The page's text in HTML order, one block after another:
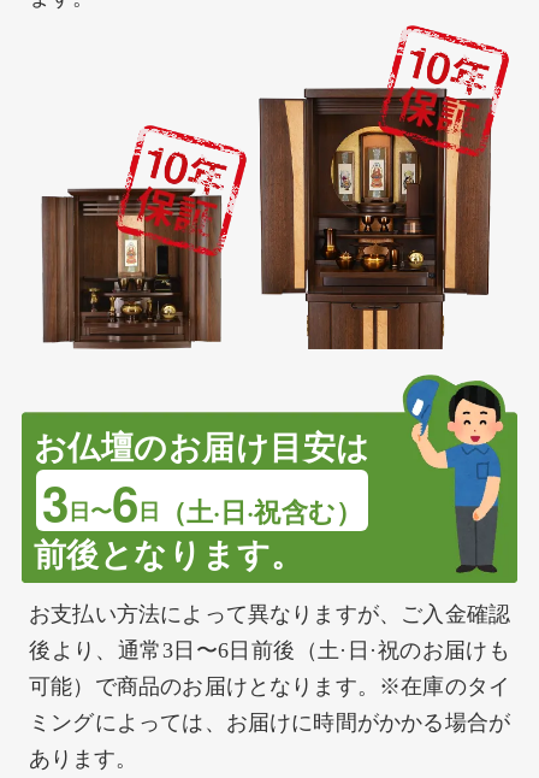
お仏壇のお届け目安は
3 日〜6 日 （土·日·祝含む）
前後となります。
お支払い方法によって異なりますが、ご入金確認
後より、通常3日〜6日前後（土·日·祝のお届けも
可能）で商品のお届けとなります。※在庫のタイ
ミングによっては、お届けに時間がかかる場合が
あります。